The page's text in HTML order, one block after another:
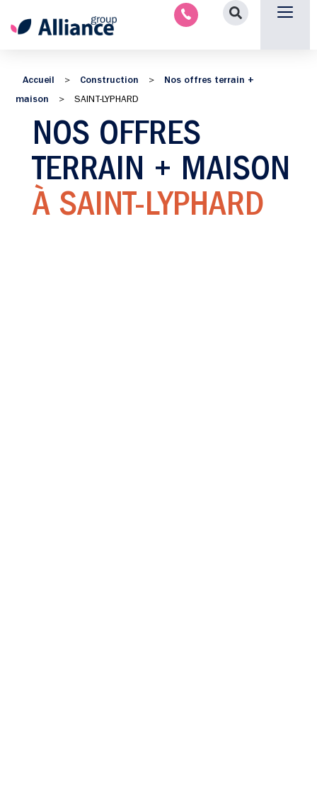
Accueil > Construction >
Nos offres terrain +
maison
> SAINT-LYPHARD
NOS OFFRES
TERRAIN + MAISON
À SAINT-LYPHARD